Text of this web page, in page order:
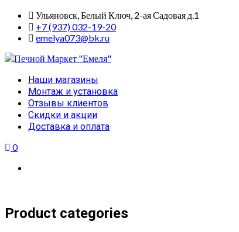
Skip
content
Ульяновск, Белый Ключ, 2-ая Садовая д.1
+7 (937) 032-19-20
emelya073@bk.ru
Primary
Menu
Наши магазины
Монтаж и установка
Отзывы клиентов
Скидки и акции
Доставка и оплата
0
Product categories